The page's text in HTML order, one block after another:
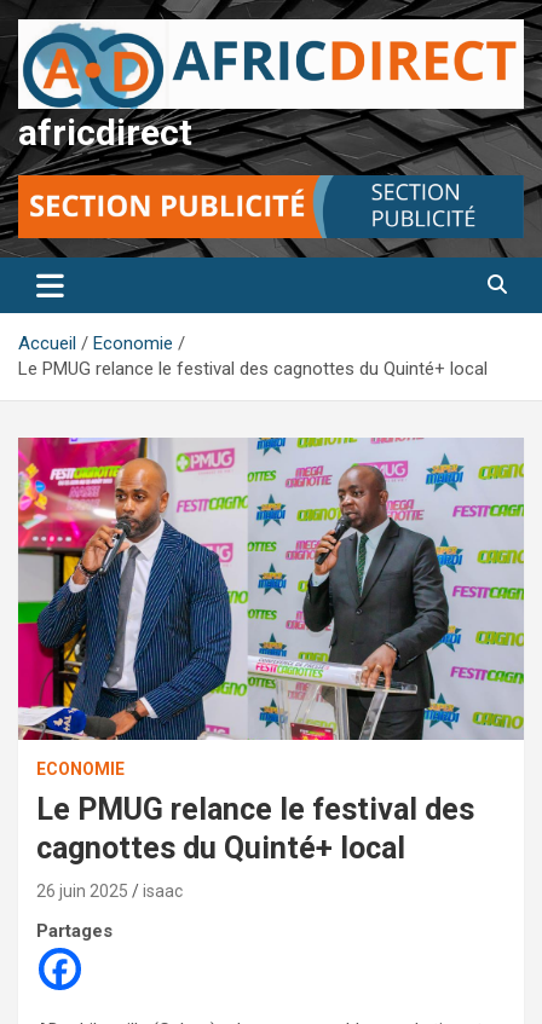
Aller
au
contenu
africdirect
Accueil
Economie
Le PMUG relance le festival des cagnottes du Quinté+ local
ECONOMIE
Le PMUG relance le festival des
cagnottes du Quinté+ local
26 juin 2025 isaac
Partages